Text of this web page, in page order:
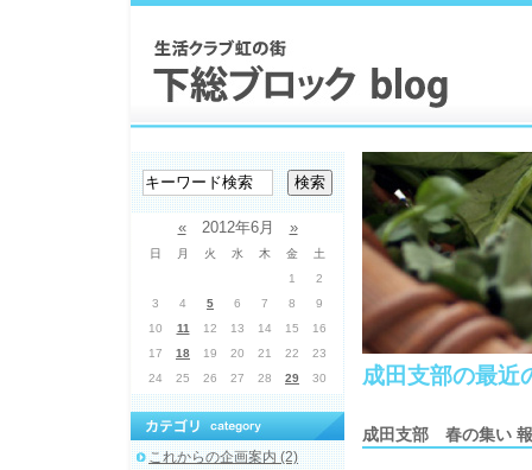
成田支部の最近
成田支部 春の集い
«2012年6月 »
日 月 火 水 木 金
土
1
2
3
4 5 6 7 8
9
10
11 12 13 14 15
16
17
18 19 20 21 22
23
24
25 26 27 28 29 30
これからの企画案内 (2)